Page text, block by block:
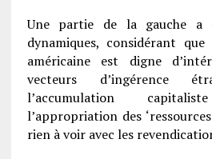
Une partie de la gauche a
dynamiques, considérant
américaine est digne
vecteurs d’ingérence
l’accumulation
l’appropriation des
rien à voir avec les